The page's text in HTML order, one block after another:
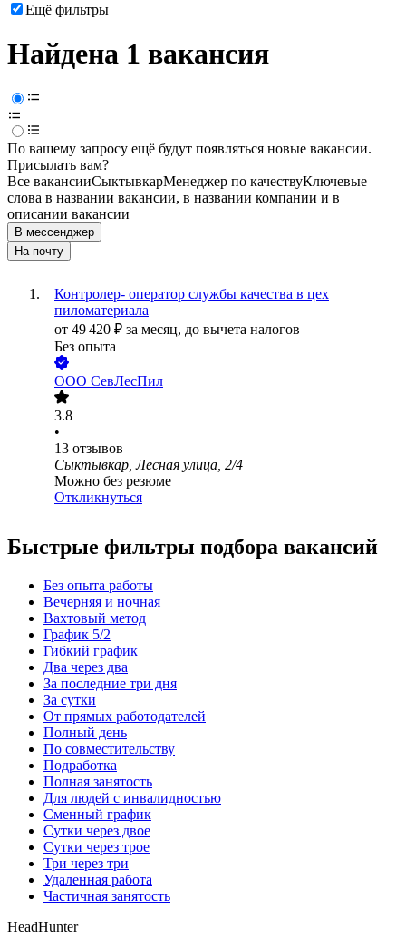
Ещё фильтры
Найдена 1 вакансия
По вашему запросу ещё будут появляться новые вакансии.
Присылать вам?
Все вакансииСыктывкарМенеджер по качествуКлючевые
слова в названии вакансии, в названии компании и в
описании вакансии
В мессенджер
На почту
Контролер- оператор службы качества в цех
пиломатериала
от 49 420 ₽ за месяц, до вычета налогов
Без опыта
ООО СевЛесПил
3.8
•
13 отзывов
Сыктывкар, Лесная улица, 2/4
Можно без резюме
Откликнуться
Быстрые фильтры подбора вакансий
Без опыта работы
Вечерняя и ночная
Вахтовый метод
График 5/2
Гибкий график
Два через два
За последние три дня
За сутки
От прямых работодателей
Полный день
По совместительству
Подработка
Полная занятость
Для людей с инвалидностью
Сменный график
Сутки через двое
Сутки через трое
Три через три
Удаленная работа
Частичная занятость
HeadHunter